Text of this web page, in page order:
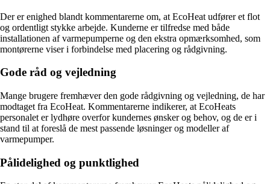
Der er enighed blandt kommentarerne om, at EcoHeat udfører et flot
og ordentligt stykke arbejde. Kunderne er tilfredse med både
installationen af varmepumperne og den ekstra opmærksomhed, som
montørerne viser i forbindelse med placering og rådgivning.
Gode råd og vejledning
Mange brugere fremhæver den gode rådgivning og vejledning, de har
modtaget fra EcoHeat. Kommentarerne indikerer, at EcoHeats
personalet er lydhøre overfor kundernes ønsker og behov, og de er i
stand til at foreslå de mest passende løsninger og modeller af
varmepumper.
Pålidelighed og punktlighed